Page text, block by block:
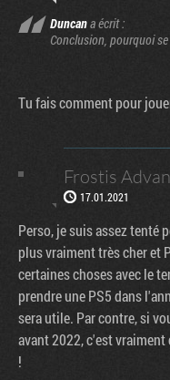
Duncana écrit :
Conclusion, pourquoi
Tu fais comment pour
Frostis
17.01.2021
Perso, je suis assez tenté
plus vraiment très cher et
certaines choses avec le
prendre une PS5 dans
sera utile. Par contre, si
avant 2022, c'est
!